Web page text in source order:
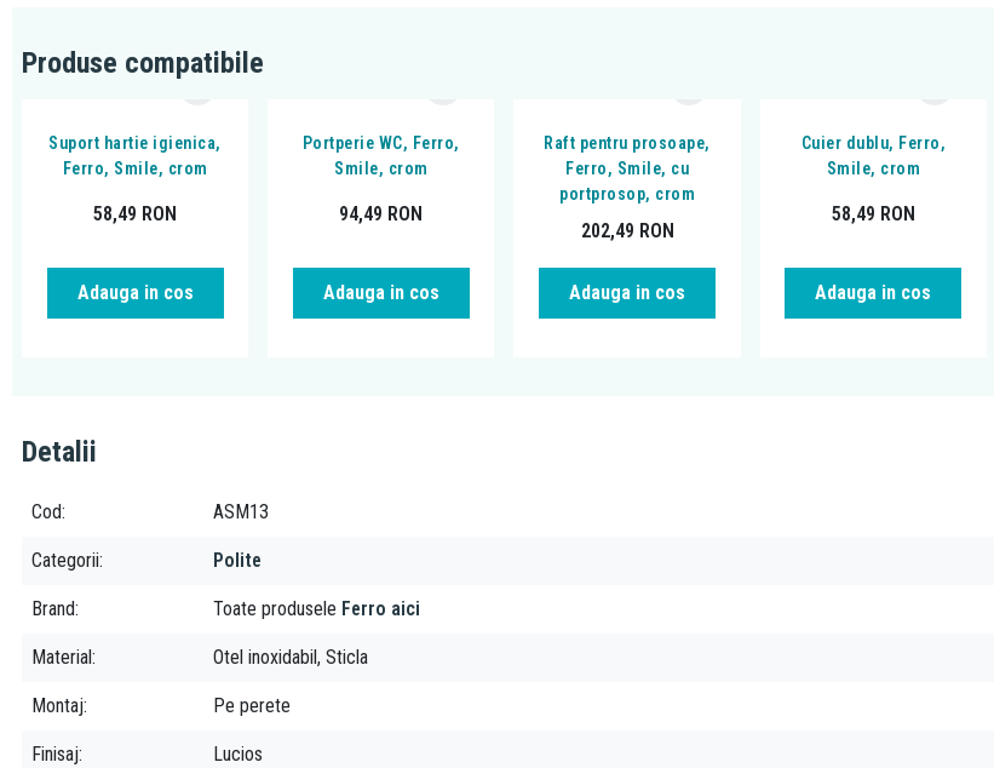
Produse compatibile
Suport hartie igienica,
Ferro, Smile, crom
58,49 RON
Adauga in cos
Portperie WC, Ferro,
Smile, crom
94,49 RON
Adauga in cos
Raft pentru prosoape,
Ferro, Smile, cu
portprosop, crom
202,49 RON
Adauga in cos
Cuier dublu, Ferro,
Smile, crom
58,49 RON
Adauga in cos
Detalii
Cod ASM13
Categorii Polite
Brand Toate produsele Ferro aici
Material Otel inoxidabil, Sticla
Montaj Pe perete
Finisaj Lucios